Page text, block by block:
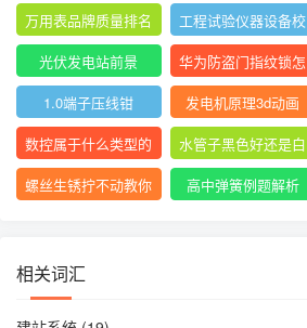
好
场校验仪操作方法
万用表品牌质量排名
前十
工程试验仪器设备校
验方法2021版
光伏发电站前景
华为防盗门指纹锁怎
么录入指纹
1.0端子压线钳
发电机原理3d动画
数控属于什么类型的
专业
水管子黑色好还是白
色好
螺丝生锈拧不动教你
高中弹簧例题解析
相关词汇